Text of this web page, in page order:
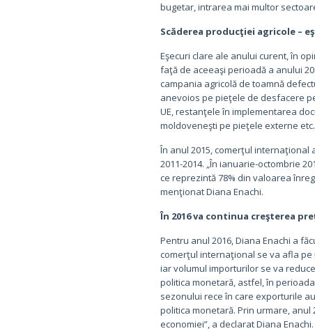
bugetar, intrarea mai multor
Scăderea producţiei agricole –
Eşecuri clare ale anului curent, în
faţă de aceeaşi perioadă a anului
campania agricolă de toamnă
anevoios pe pieţele de desfacere
UE, restanţele în implementarea
moldoveneşti pe pieţele externe etc.
În anul 2015, comerţul internaţional
2011-2014. „În ianuarie-octombrie
ce reprezintă 78% din valoarea
menţionat Diana Enachi.
În 2016 va continua creşterea
Pentru anul 2016, Diana Enachi a
comerţul internaţional se va afla pe
iar volumul importurilor se va
politica monetară, astfel, în
sezonului rece în care exporturile
politica monetară. Prin urmare,
economiei”, a declarat Diana Enachi.